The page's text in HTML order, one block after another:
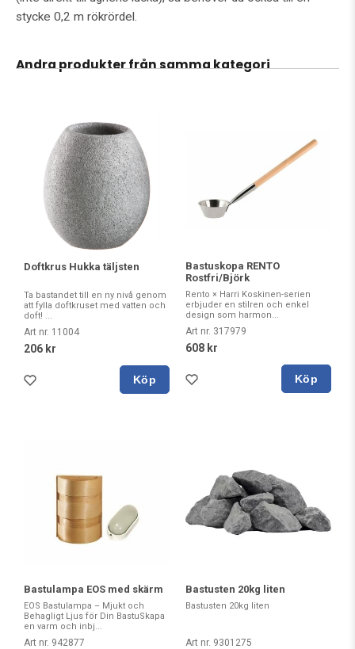
stycke 0,2 m rökrördel.
Andra produkter från samma kategori
Doftkrus Hukka täljsten
Ta bastandet till en ny nivå genom
att fylla doftkruset med vatten och
doft! ...
Art nr. 11004
206 kr
Köp
Bastuskopa RENTO
Rostfri/Björk
Rento × Harri Koskinen-serien
erbjuder en stilren och enkel
design som harmon...
Art nr. 317979
608 kr
Köp
Bastulampa EOS med skärm
EOS Bastulampa – Mjukt och
Behagligt Ljus för Din BastuSkapa
en varm och inbj...
Art nr. 942877
Bastusten 20kg liten
Bastusten 20kg liten
Art nr. 9301275